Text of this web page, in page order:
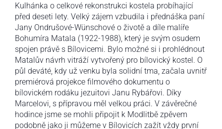
Kulhánka o celkové rekonstrukci kostela probíhající
před deseti lety. Velký zájem vzbudila i přednáška paní
Jany Ondrušové-Wünschové o životě a díle malíře
Bohumíra Matala (1922-1988), který je svým osudem
spojen právě s Bílovicemi. Bylo možné si i prohlédnout
Matalův návrh vitráží vytvořený pro bílovický kostel. O
půl deváté, kdy už venku byla solidní tma, začala uvnitř
premiérová projekce filmového dokumentu o
bílovickém rodáku jezuitovi Janu Rybářovi. Díky
Marcelovi, s přípravou měl velkou práci. V závěrečné
hodince jsme se mohli připojit k Modlitbě zpěvem
podobně jako ji můžeme v Bílovicích zažít vždy první